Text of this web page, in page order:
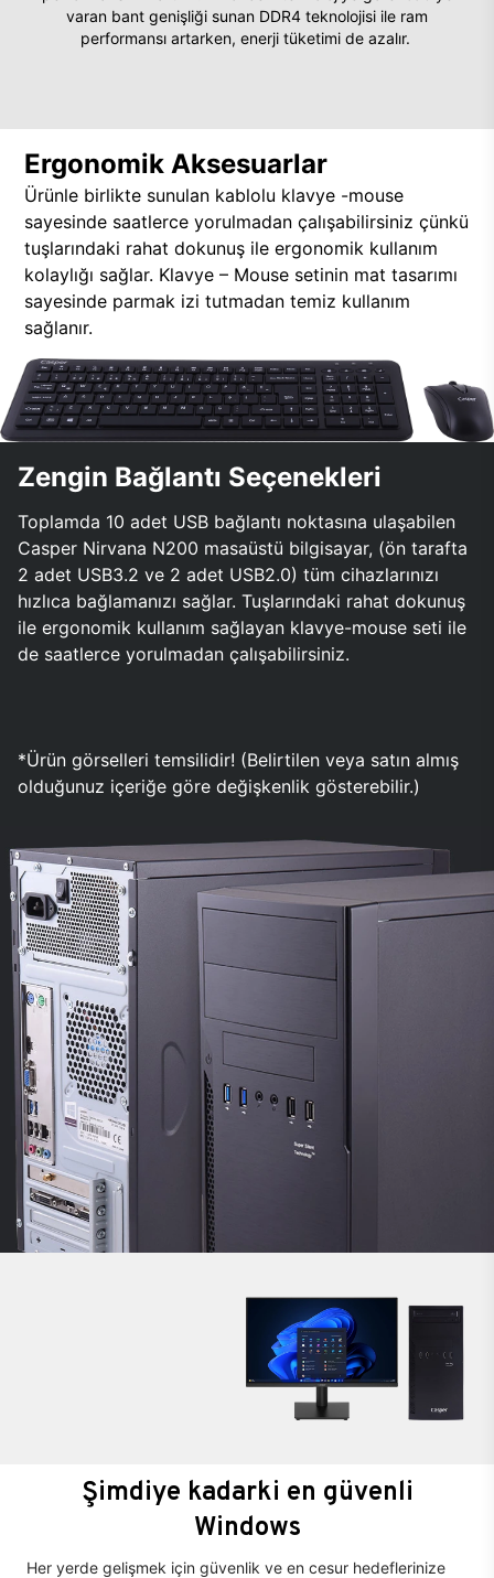
varan bant genişliği sunan DDR4 teknolojisi ile ram
performansı artarken, enerji tüketimi de azalır.
Ergonomik Aksesuarlar
Ürünle birlikte sunulan kablolu klavye -mouse
sayesinde saatlerce yorulmadan çalışabilirsiniz çünkü
tuşlarındaki rahat dokunuş ile ergonomik kullanım
kolaylığı sağlar. Klavye – Mouse setinin mat tasarımı
sayesinde parmak izi tutmadan temiz kullanım
sağlanır.
Zengin Bağlantı Seçenekleri
Toplamda 10 adet USB bağlantı noktasına ulaşabilen
Casper Nirvana N200 masaüstü bilgisayar, (ön tarafta
2 adet USB3.2 ve 2 adet USB2.0) tüm cihazlarınızı
hızlıca bağlamanızı sağlar. Tuşlarındaki rahat dokunuş
ile ergonomik kullanım sağlayan klavye-mouse seti ile
de saatlerce yorulmadan çalışabilirsiniz.
*Ürün görselleri temsilidir! (Belirtilen veya satın almış
olduğunuz içeriğe göre değişkenlik gösterebilir.)
Şimdiye kadarki en güvenli
Windows
Her yerde gelişmek için güvenlik ve en cesur hedeflerinize